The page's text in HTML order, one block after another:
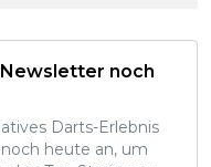
noch
Darts-Erlebnis
heute an, um